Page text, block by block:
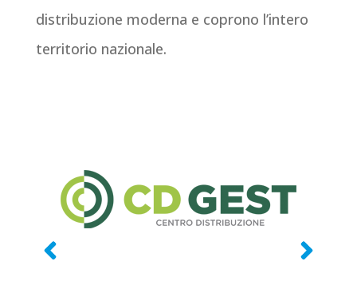
distribuzione moderna e coprono l’intero
territorio nazionale.